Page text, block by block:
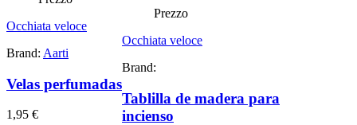
Occhiata veloce
Brand: Aarti
Velas perfumadas
1,95 €
Prezzo
Occhiata veloce
Brand:
Tablilla de madera para
incienso